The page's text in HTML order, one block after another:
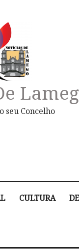
seu Concelho
CULTURA